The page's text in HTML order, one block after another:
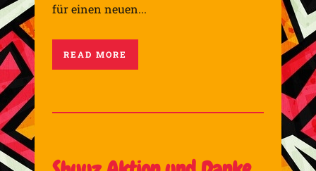
für einen neuen...
READ MORE